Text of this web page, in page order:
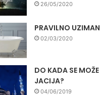
26/05/2020
PRAVILNO
02/03/2020
DO KADA SE
JACIJA?
04/06/2019